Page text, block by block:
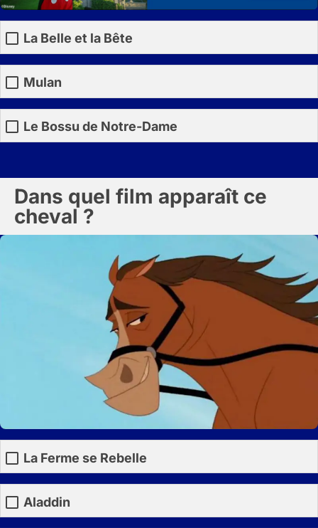
La Belle et la Bête
Mulan
Le Bossu de Notre-Dame
Dans quel film apparaît ce
cheval ?
La Ferme se Rebelle
Aladdin